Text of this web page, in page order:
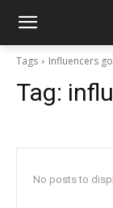
Tags Influencers
Tag:
No posts to